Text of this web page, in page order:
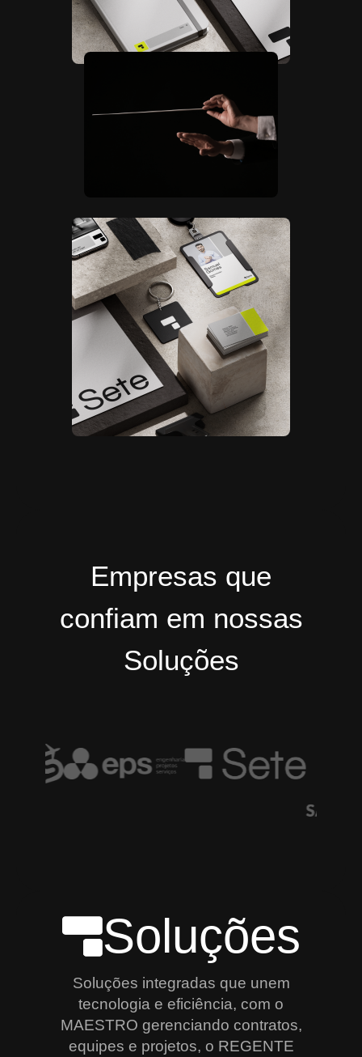
Empresas que
confiam em nossas
Soluções
Soluções
Soluções integradas que unem
tecnologia e eficiência, com o
MAESTRO gerenciando contratos,
equipes e projetos, o REGENTE